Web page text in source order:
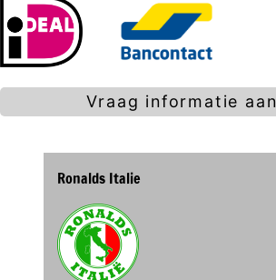
Vraag informatie aan
Ronalds Italie